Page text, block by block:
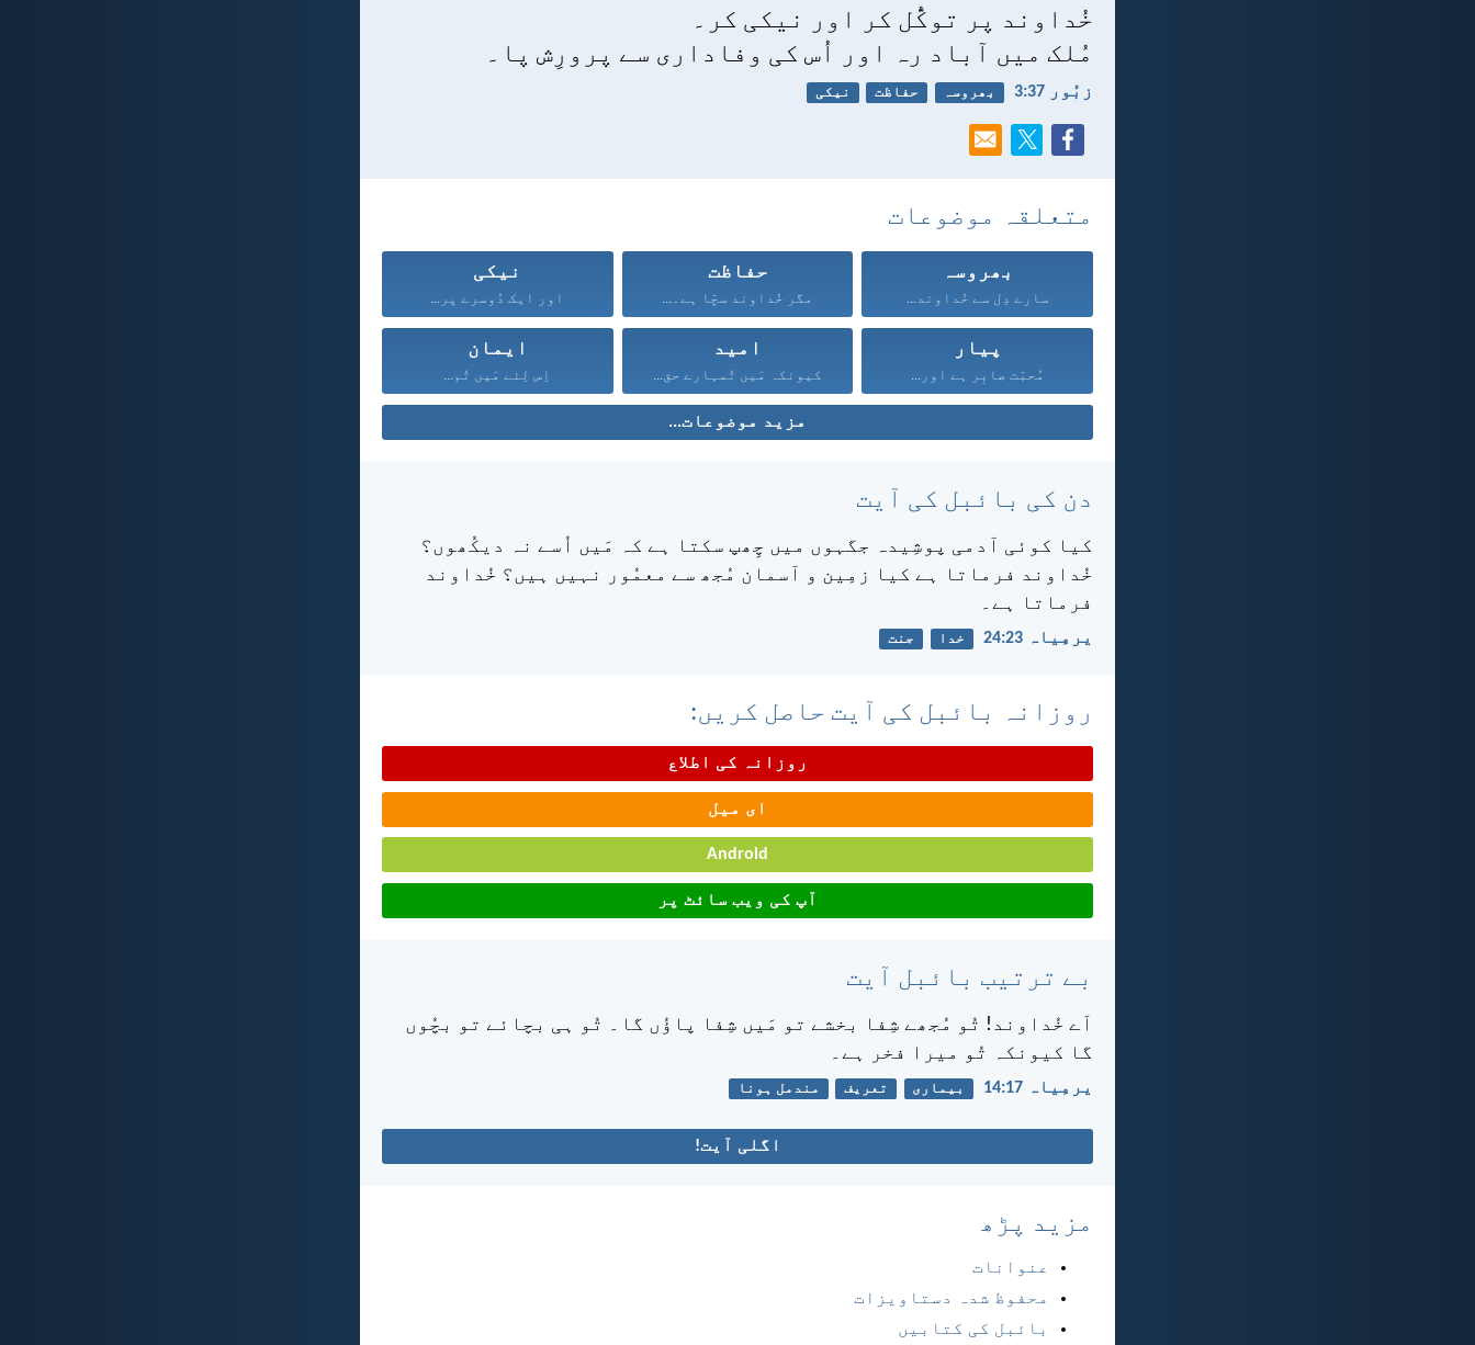
خُداوند پر توکُّل کر اور نیکی کر۔
مُلک میں آباد رہ اور اُس کی وفاداری سے پرورِش پا۔
زبُور 37:‏3 بھروسہ حفاظت نیکی
متعلقہ موضوعات
بھروسہ
سارے دِل سے خُداوند...
حفاظت
مگر خُداوند سچّا ہے۔...
نیکی
اور ایک دُوسرے پر...
پیار
مُحبّت صابِر ہے اور...
امید
کیونکہ مَیں تُمہارے حق...
ایمان
اِس لِئے مَیں تُم...
مزید موضوعات...
دن کی بائبل کی آیت
کیا کوئی آدمی پوشِیدہ جگہوں میں چِھپ سکتا ہے کہ مَیں اُسے نہ دیکُھوں؟
خُداوند فرماتا ہے کیا زمِین و آسمان مُجھ سے معمُور نہیں ہیں؟ خُداوند
فرماتا ہے۔
یرمِیاہ 23:‏24 خدا جنت
روزانہ بائبل کی آیت حاصل کریں:
روزانہ کی اطلاع
ای میل
Android
آپ کی ویب سائٹ پر
بے ترتیب بائبل آیت
اَے خُداوند! تُو مُجھے شِفا بخشے تو مَیں شِفا پاؤُں گا۔ تُو ہی بچائے تو بچُوں
گا کیونکہ تُو میرا فخر ہے۔
یرمِیاہ 17:‏14 بیماری تعریف مندمل ہونا
اگلی آیت!
مزید پڑھ
عنوانات
محفوظ شدہ دستاویزات
بائبل کی کتابیں